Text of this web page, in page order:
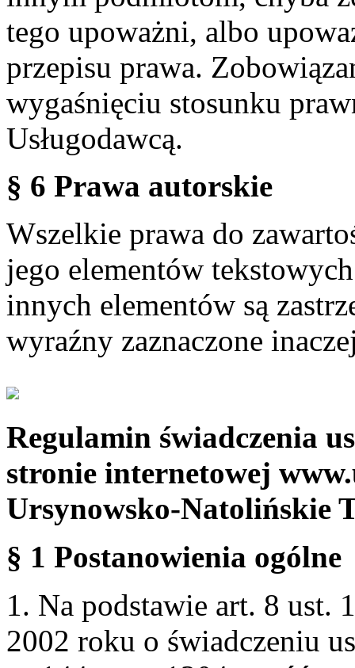
tego upoważni, albo
przepisu prawa.
wygaśnięciu stosunku
Usługodawcą.
§ 6 Prawa autorskie
Wszelkie prawa do
jego elementów
innych elementów są
wyraźny zaznaczone
Regulamin świadczenia
stronie internetowej
Ursynowsko-Natolińskie
§ 1 Postanowienia ogólne
1. Na podstawie art. 8 ust.
2002 roku o świadczeniu